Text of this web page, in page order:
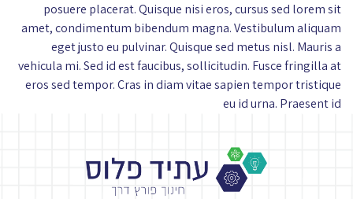
posuere placerat. Quisque nisi eros, cursus sed lorem sit
amet, condimentum bibendum magna. Vestibulum aliquam
eget justo eu pulvinar. Quisque sed metus nisl. Mauris a
vehicula mi. Sed id est faucibus, sollicitudin. Fusce fringilla at
eros sed tempor. Cras in diam vitae sapien tempor tristique
eu id urna. Praesent id